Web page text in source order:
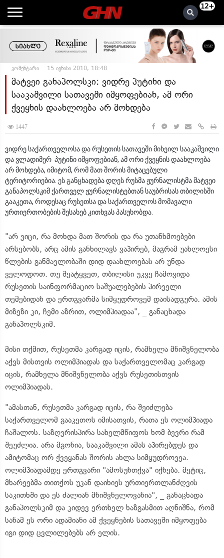
12+
კომენტარი 15 ივნისი 2010, 18:48
მატვეი განაპოლსკი: ვიდრე პუტინი და
სააკაშვილი სათავეში იმყოფებიან, ამ ორი
ქვეყნის დაახლოება არ მოხდება
1447
ვიდრე საქართველოსა და რუსეთის სათავეში მიხეილ სააკაშვილი
და ვლადიმერ პუტინი იმყოფებიან, ამ ორი ქვეყნის დაახლოება
არ მოხდება, იმიტომ, რომ მათ შორის მიტაცებული
ტერიტორიებია. ეს განცხადება დღეს რუსმა ჟურნალისტმა მატვეი
განაპოლსკიმ ქართველ ჟურნალისტებთან საუბრისას თბილისში
გააკეთა, როდესაც რუსეთსა და საქართველოს მომავალი
ურთიერთობების შესახებ კითხვას პასუხობდა.
"არ ვიცი, რა მოხდა მათ შორის და რა უთანხმოებები
არსებობს, არც ამის განხილავს ვაპირებ, მაგრამ უახლოესი
წლების განმავლობაში დიდ დაახლოებას არ უნდა
ველოდოთ. თუ შეატყვეთ, თბილისი უკვე ჩამოვიდა
რუსეთის საინფორმაციო საშუალებების პირველი
თემებიდან და ერთგვარმა სიმყუდროვემ დაისადგურა. ამის
მიზეზი კი, ჩემი აზრით, ოლიმპიადაა", _ განაცხადა
განაპოლსკიმ.
მისი თქმით, რუსეთმა კარგად იცის, რამხელა მნიშვნელობა
აქვს მისთვის ოლიმპიადას და საქართველომაც კარგად
იცის, რამხელა მნიშვნელობა აქვს რუსეთისთვის
ოლიმპიადას.
"ამასთან, რუსეთმა კარგად იცის, რა შეიძლება
საქართველომ გააკეთოს იმისათვის, რათა ეს ოლიმპიადა
ჩაშალოს. საზღვრისპირა სახელმწიფოს ხომ ბევრი რამ
შეუძლია. არა მგონია, სააკაშვილი ამას აპირებდეს და
ამიტომაც ორ ქვეყანას შორის ახლა სიმყუდროვეა.
ოლიმპიადამდე ერთგვარი "ამოსუნთქვა" იქნება. მეტიც,
მხარეებმა თითქოს უკან დაიხიეს ურთიერთლანძღვის
საკითხში და ეს ძალიან მნიშვნელოვანია", _ განაცხადა
განაპოლსკიმ და კიდევ ერთხელ ხაზგასმით აღნიშნა, რომ
სანამ ეს ორი ადამიანი ამ ქვეყნების სათავეში იმყოფება
იგი დიდ ცვლილებებს არ ელის.